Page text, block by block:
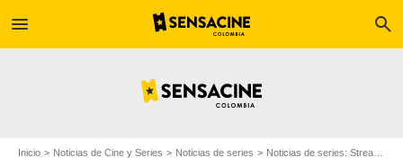
menu search
Inicio Noticias de Cine y Series Noticias de series Noticias de series: Streaming